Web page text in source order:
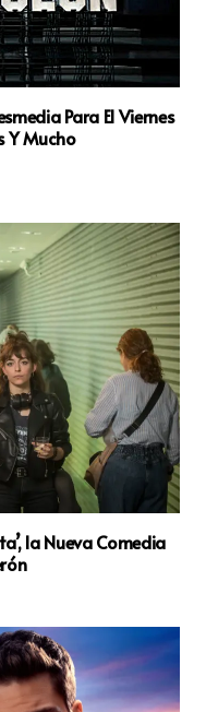
Para El Viernes
Y Mucho
la Nueva Comedia